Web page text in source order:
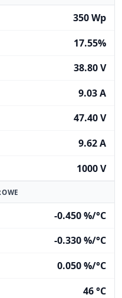
350 Wp
17.55%
38.80 V
9.03 A
47.40 V
9.62 A
1000 V
-0.450 %/°C
-0.330 %/°C
0.050 %/°C
46 °C